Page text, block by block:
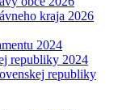
kraja 2026
2024
republiky 2024
republiky